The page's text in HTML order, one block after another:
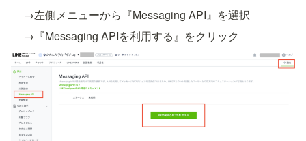
→左側メニューから『Messaging API』を選択
→『Messaging APIを利用する』をクリック